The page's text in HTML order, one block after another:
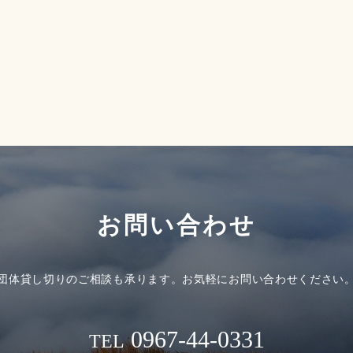
お問い合わせ
体貸し切りのご相談も承ります。 お気軽にお問い合わせください
TEL 0967-44-0331